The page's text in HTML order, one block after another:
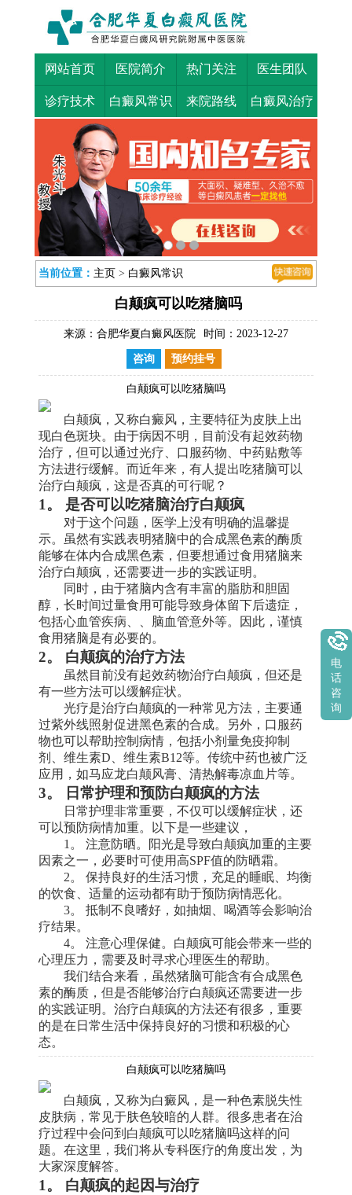
网站首页 医院简介 热门关注 医生团队
诊疗技术 白癜风常识 来院路线 白癜风治疗
当前位置： 主页 > 白癜风常识
白颠疯可以吃猪脑吗
来源： 合肥华夏白癜风医院 时间：2023-12-27
咨询 预约挂号
白颠疯可以吃猪脑吗
白颠疯，又称白癜风，主要特征为皮肤上出
现白色斑块。由于病因不明，目前没有起效药物
治疗，但可以通过光疗、口服药物、中药贴敷等
方法进行缓解。而近年来，有人提出吃猪脑可以
治疗白颠疯，这是否真的可行呢？
1。 是否可以吃猪脑治疗白颠疯
对于这个问题，医学上没有明确的温馨提
示。虽然有实践表明猪脑中的合成黑色素的酶质
能够在体内合成黑色素，但要想通过食用猪脑来
治疗白颠疯，还需要进一步的实践证明。
同时，由于猪脑内含有丰富的脂肪和胆固
醇，长时间过量食用可能导致身体留下后遗症，
包括心血管疾病、、脑血管意外等。因此，谨慎
食用猪脑是有必要的。
2。 白颠疯的治疗方法
虽然目前没有起效药物治疗白颠疯，但还是
有一些方法可以缓解症状。
光疗是治疗白颠疯的一种常见方法，主要通
过紫外线照射促进黑色素的合成。另外，口服药
物也可以帮助控制病情，包括小剂量免疫抑制
剂、维生素D、维生素B12等。传统中药也被广泛
应用，如马应龙白颠风膏、清热解毒凉血片等。
3。 日常护理和预防白颠疯的方法
日常护理非常重要，不仅可以缓解症状，还
可以预防病情加重。以下是一些建议，
1。 注意防晒。阳光是导致白颠疯加重的主要
因素之一，必要时可使用高SPF值的防晒霜。
2。 保持良好的生活习惯，充足的睡眠、均衡
的饮食、适量的运动都有助于预防病情恶化。
3。 抵制不良嗜好，如抽烟、喝酒等会影响治
疗结果。
4。 注意心理保健。白颠疯可能会带来一些的
心理压力，需要及时寻求心理医生的帮助。
我们结合来看，虽然猪脑可能含有合成黑色
素的酶质，但是否能够治疗白颠疯还需要进一步
的实践证明。治疗白颠疯的方法还有很多，重要
的是在日常生活中保持良好的习惯和积极的心
态。
白颠疯可以吃猪脑吗
白颠疯，又称为白癜风，是一种色素脱失性
皮肤病，常见于肤色较暗的人群。很多患者在治
疗过程中会问到白颠疯可以吃猪脑吗这样的问
题。在这里，我们将从专科医疗的角度出发，为
大家深度解答。
1。 白颠疯的起因与治疗
电
话
咨
询